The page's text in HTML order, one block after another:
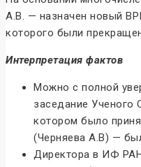
А.В. — назначен новый
которого были
Интерпретация фактов
Можно с полной
заседание Ученого
котором было
(Черняева А.В) —
Директора в ИФ